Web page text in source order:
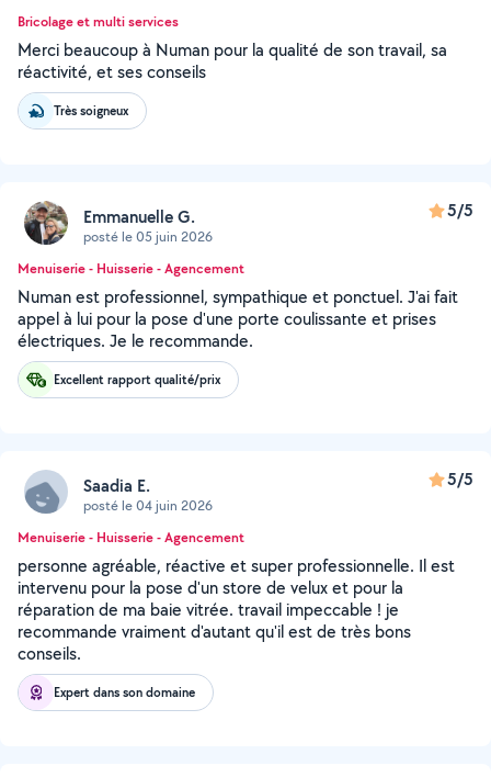
Bricolage et multi services
Merci beaucoup à Numan pour la qualité de son travail, sa
réactivité, et ses conseils
Très soigneux
Emmanuelle G.
posté le 05 juin 2026
5/5
Menuiserie - Huisserie - Agencement
Numan est professionnel, sympathique et ponctuel. J'ai fait
appel à lui pour la pose d'une porte coulissante et prises
électriques. Je le recommande.
Excellent rapport qualité/prix
Saadia E.
posté le 04 juin 2026
5/5
Menuiserie - Huisserie - Agencement
personne agréable, réactive et super professionnelle. Il est
intervenu pour la pose d'un store de velux et pour la
réparation de ma baie vitrée. travail impeccable ! je
recommande vraiment d'autant qu'il est de très bons
conseils.
Expert dans son domaine